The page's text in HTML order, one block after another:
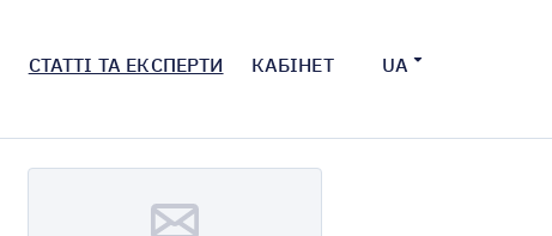
СТАТТІ ТА ЕКСПЕРТИ КАБІНЕТ UA